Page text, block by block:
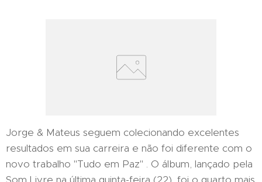
Jorge & Mateus seguem colecionando excelentes
resultados em sua carreira e não foi diferente com o
novo trabalho "Tudo em Paz" . O álbum, lançado pela
Som Livre na última quinta-feira (22), foi o quarto mais